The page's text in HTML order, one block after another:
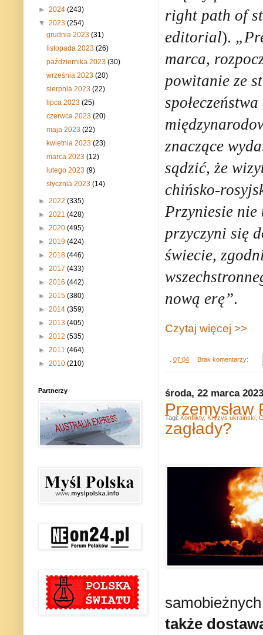
right path of
editorial).
marca,
powitanie ze
znaczące
sądzić, że
chińsko-
Przyniesie nie
przyczyni się
świecie,
nową erę”.
Czytaj więcej >>
07:04 Brak komentarzy:
środa, 22 marca 2023
zagłady?
także
Tagi: Konflikty, Kryzys ukraiński,
► 2024 (243)
▼ 2023 (254)
grudnia 2023(31)
listopada 2023(26)
października 2023(30)
września 2023(20)
sierpnia 2023(22)
lipca 2023(25)
czerwca 2023(20)
maja 2023(22)
kwietnia 2023(23)
marca 2023(12)
lutego 2023(9)
stycznia 2023(14)
► 2022 (335)
► 2021 (428)
► 2020 (495)
► 2019 (424)
► 2018 (446)
► 2017 (433)
► 2016 (442)
► 2015 (380)
► 2014 (359)
► 2013 (405)
► 2012 (535)
► 2011 (464)
► 2010 (210)
Partnerzy